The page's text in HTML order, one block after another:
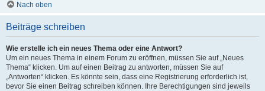
Nach oben
Beiträge schreiben
Wie erstelle ich ein neues Thema oder eine Antwort?
Um ein neues Thema in einem Forum zu eröffnen, müssen Sie auf „Neues
Thema“ klicken. Um auf einen Beitrag zu antworten, müssen Sie auf
„Antworten“ klicken. Es könnte sein, dass eine Registrierung erforderlich ist,
bevor Sie einen Beitrag schreiben können. Ihre Berechtigungen sind jeweils